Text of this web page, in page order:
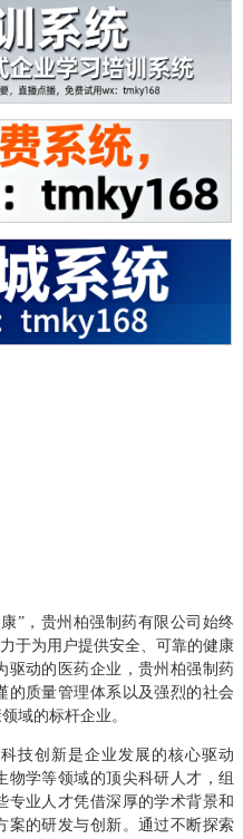
”，贵州柏强制药有限公司 始终
于为用户提供安全、可靠的健康
驱动的医药企业，贵州柏强制药
的质量管理体系以及强烈的社会
域的标杆企业。
技创新是企业发展的核心驱动
物学等领域的顶尖科研人才，组
专业人才凭借深厚的学术背景和
案的研发与创新。通过不断探索